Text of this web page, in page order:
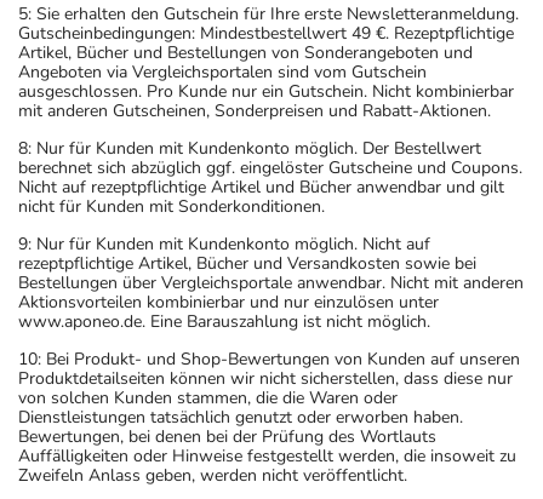
5: Sie erhalten den Gutschein für Ihre erste Newsletteranmeldung.
Gutscheinbedingungen: Mindestbestellwert 49 €. Rezeptpflichtige
Artikel, Bücher und Bestellungen von Sonderangeboten und
Angeboten via Vergleichsportalen sind vom Gutschein
ausgeschlossen. Pro Kunde nur ein Gutschein. Nicht kombinierbar
mit anderen Gutscheinen, Sonderpreisen und Rabatt-Aktionen.
8: Nur für Kunden mit Kundenkonto möglich. Der Bestellwert
berechnet sich abzüglich ggf. eingelöster Gutscheine und Coupons.
Nicht auf rezeptpflichtige Artikel und Bücher anwendbar und gilt
nicht für Kunden mit Sonderkonditionen.
9: Nur für Kunden mit Kundenkonto möglich. Nicht auf
rezeptpflichtige Artikel, Bücher und Versandkosten sowie bei
Bestellungen über Vergleichsportale anwendbar. Nicht mit anderen
Aktionsvorteilen kombinierbar und nur einzulösen unter
www.aponeo.de. Eine Barauszahlung ist nicht möglich.
10: Bei Produkt- und Shop-Bewertungen von Kunden auf unseren
Produktdetailseiten können wir nicht sicherstellen, dass diese nur
von solchen Kunden stammen, die die Waren oder
Dienstleistungen tatsächlich genutzt oder erworben haben.
Bewertungen, bei denen bei der Prüfung des Wortlauts
Auffälligkeiten oder Hinweise festgestellt werden, die insoweit zu
Zweifeln Anlass geben, werden nicht veröffentlicht.